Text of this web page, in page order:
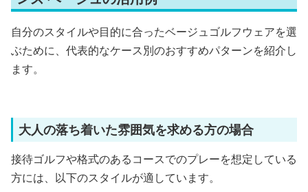
自分のスタイルや目的に合ったベージュゴルフウェアを選
ぶために、代表的なケース別のおすすめパターンを紹介し
ます。
大人の落ち着いた雰囲気を求める方の場合
接待ゴルフや格式のあるコースでのプレーを想定している
方には、以下のスタイルが適しています。